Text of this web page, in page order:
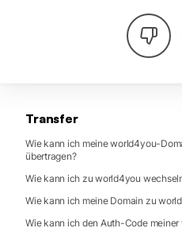
Transfer
Wie kann ich meine world4you-
übertragen?
Wie kann ich zu world4you
Wie kann ich meine Domain zu
Wie kann ich den Auth-Code